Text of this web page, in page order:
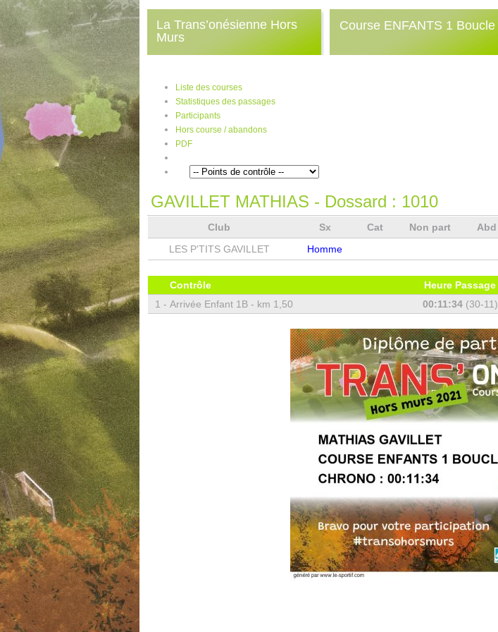
La Trans’onésienne Hors
Murs
Course ENFANTS 1 Boucle
Liste des courses
Statistiques des passages
Participants
Hors course / abandons
PDF
GAVILLET MATHIAS - Dossard : 1010
Club Sx Cat Non part Abd
LES P'TITS GAVILLET
Homme
Contrôle Heure Passage
1 - Arrivée Enfant 1B - km 1,50 00:11:34(30-11)